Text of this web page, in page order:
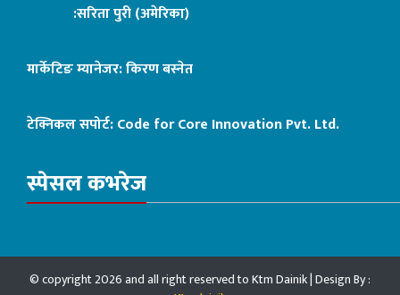
:सरिता पुरी (अमेरिका)
मार्केटिङ म्यानेजर: किरण बस्नेत
टेक्निकल सपोर्ट:Code for Core Innovation Pvt. Ltd.
स्पेसल कभरेज
© copyright 2026 and all right reserved to Ktm Dainik | Design By :